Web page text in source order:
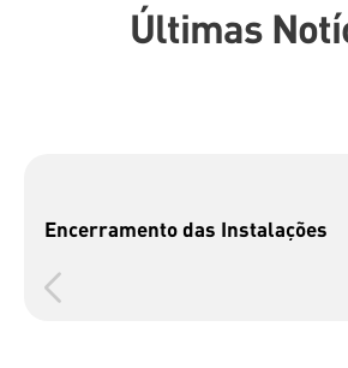
Últimas
Encerramento das Instalações